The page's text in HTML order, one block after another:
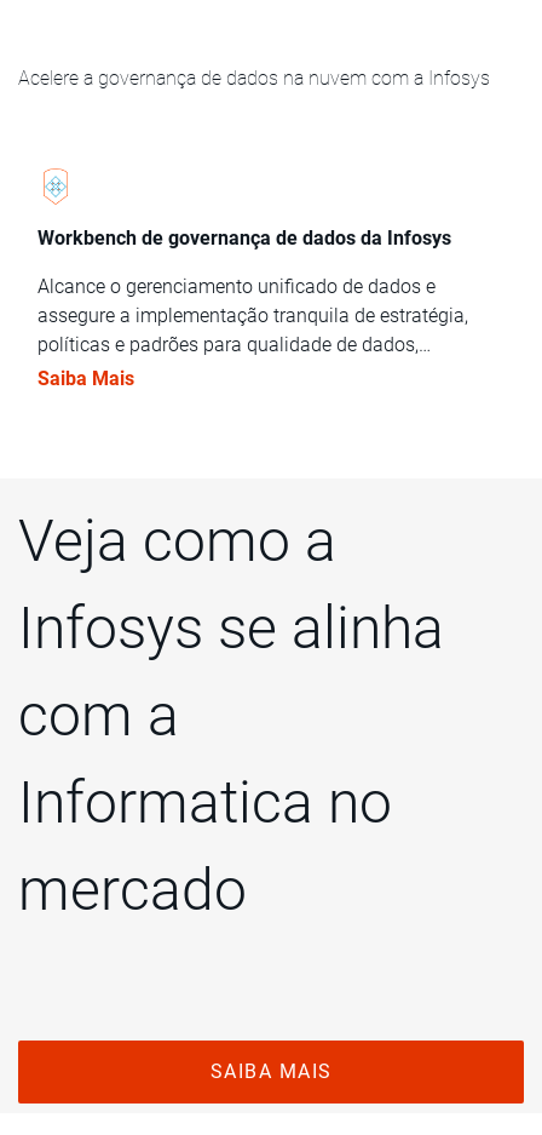
Acelere a governança de dados na nuvem com a Infosys
Workbench de governança de dados da Infosys
Alcance o gerenciamento unificado de dados e
assegure a implementação tranquila de estratégia,
políticas e padrões para qualidade de dados,
gerenciamento de metadados, gerenciamento de
Saiba Mais
Veja como a
Infosys se alinha
com a
Informatica no
mercado
SAIBA MAIS